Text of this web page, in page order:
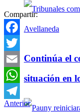
Continúa el
situación en
Compartir:
Facebook
Twitter
Email
WhatsApp
Telegram
Anterior